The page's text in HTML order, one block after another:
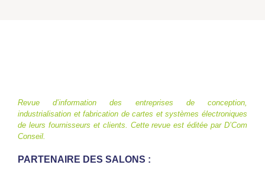
Revue d’information des entreprises de conception,
industrialisation et fabrication de cartes et systèmes électroniques
de leurs fournisseurs et clients. Cette revue est éditée par D’Com
Conseil.
PARTENAIRE DES SALONS :